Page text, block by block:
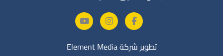
تطوير شركةElement Media